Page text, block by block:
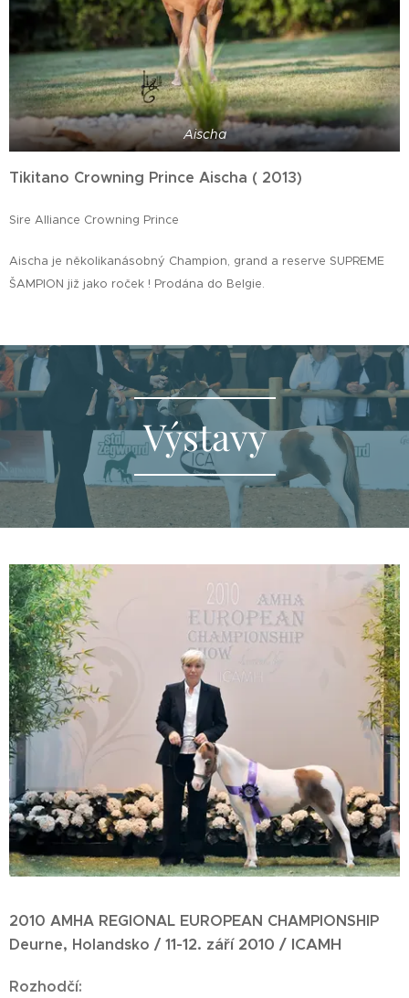
Aischa
Tikitano Crowning Prince Aischa ( 2013)
Sire Alliance Crowning Prince
Aischa je několikanásobný Champion, grand a reserve SUPREME
ŠAMPION již jako roček ! Prodána do Belgie.
Výstavy
2010 AMHA REGIONAL EUROPEAN CHAMPIONSHIP
Deurne, Holandsko / 11-12. září 2010 / ICAMH
Rozhodčí: